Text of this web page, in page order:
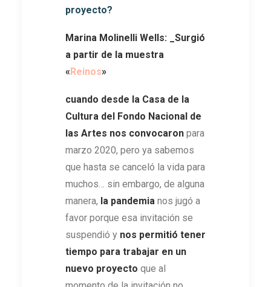
proyecto?
Marina Molinelli Wells: _Surgió
a partir de la muestra
« Reinos»
cuando desde la Casa de la
Cultura del Fondo Nacional de
las Artes nos convocaron para
marzo 2020, pero ya sabemos
que hasta se canceló la vida para
muchos… sin embargo, de alguna
manera, la pandemia nos jugó a
favor porque esa invitación se
suspendió y nos permitió tener
tiempo para trabajar en un
nuevo proyecto que al